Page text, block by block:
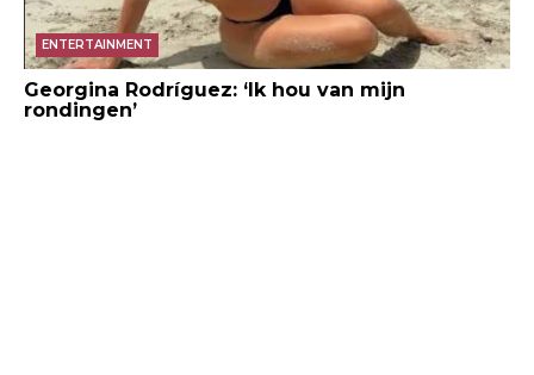
ENTERTAINMENT
Georgina Rodríguez: ‘Ik hou van mijn
rondingen’